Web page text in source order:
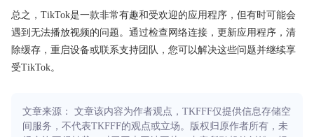
总之，TikTok是一款非常有趣和受欢迎的应用程序，但有时可能会
遇到无法播放视频的问题。通过检查网络连接，更新应用程序，清
除缓存，重启设备或联系支持团队，您可以解决这些问题并继续享
受TikTok。
文章来源： 文章该内容为作者观点，TKFFF仅提供信息存储空
间服务，不代表TKFFF的观点或立场。版权归原作者所有，未